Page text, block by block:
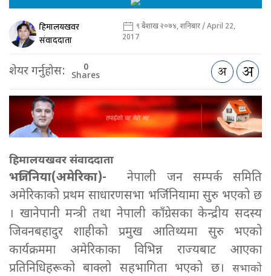
हिमालयखवर
संवाददाता
९ बैशाख २०७४, शनिबार / April 22,
2017
शेयर गर्नुहोस: 0
Shares
हिमालयखवर संवाददाता
भर्जिनिया(अमेरिका)-
नेपाली जन सम्पर्क समिति
अमेरिकाको प्रथम साधारणसभा भर्जिनियामा सुरु भएको छ
। खानेपानी मन्त्री तथा नेपाली काँग्रेसका केन्द्रीय सदस्य
जिवनबहादुर शाहीको प्रमुख आतिथ्यमा सुरु भएको
कार्यक्रममा अमेरिकाका विभिन्न राज्यबाट आएका
प्रतिनिधिहरूको बाक्लो सहभागिता भएको छ। सभाको